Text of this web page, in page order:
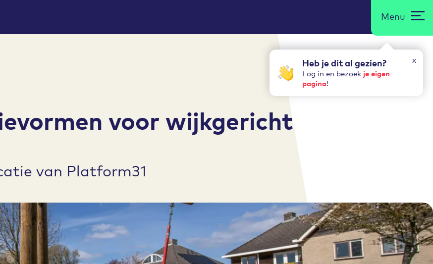
x
Heb je dit al gezien?
Log in en bezoek je eigen
pagina!
Menu
voor wijkgericht
van Platform31